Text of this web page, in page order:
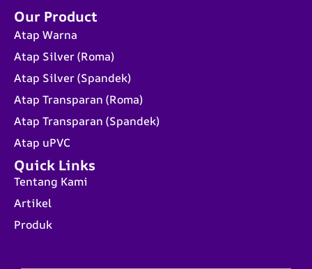
Quick Links
Tentang Kami
Artikel
Produk
Our Product
Atap Warna
Atap Silver (Roma)
Atap Silver (Spandek)
Atap Transparan (Roma)
Atap Transparan (Spandek)
Atap uPVC